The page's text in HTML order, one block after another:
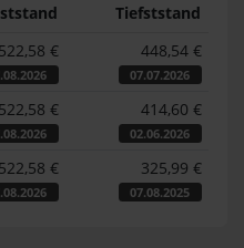
Tiefststand
522,58 € 448,54 €
07.07.2026
522,58 € 414,60 €
02.06.2026
522,58 € 325,99 €
07.08.2025